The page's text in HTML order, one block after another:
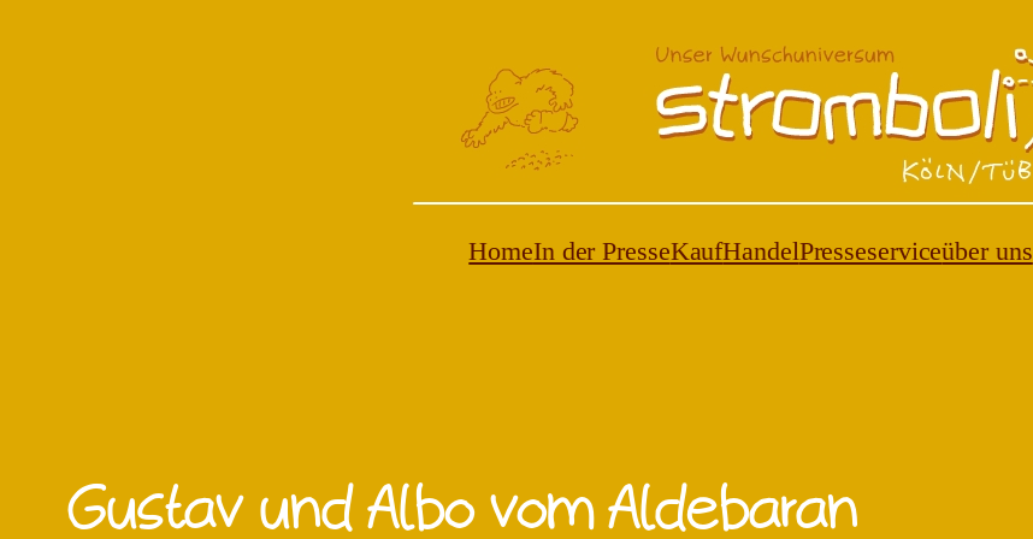
stromboli
HomeIn der PresseKaufHandelPresseserviceüber uns
Gustav und Albo vom Aldebaran